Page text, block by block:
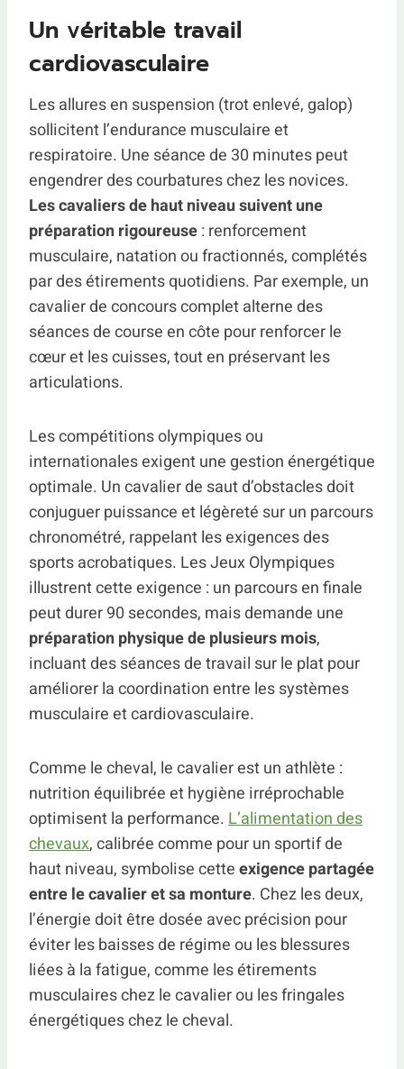
Un véritable travail
cardiovasculaire
Les allures en suspension (trot enlevé, galop)
sollicitent l’endurance musculaire et
respiratoire. Une séance de 30 minutes peut
engendrer des courbatures chez les novices.
Les cavaliers de haut niveau suivent une
préparation rigoureuse: renforcement
musculaire, natation ou fractionnés, complétés
par des étirements quotidiens. Par exemple, un
cavalier de concours complet alterne des
séances de course en côte pour renforcer le
cœur et les cuisses, tout en préservant les
articulations.
Les compétitions olympiques ou
internationales exigent une gestion énergétique
optimale. Un cavalier de saut d’obstacles doit
conjuguer puissance et légèreté sur un parcours
chronométré, rappelant les exigences des
sports acrobatiques. Les Jeux Olympiques
illustrent cette exigence : un parcours en finale
peut durer 90 secondes, mais demande une
préparation physique de plusieurs mois,
incluant des séances de travail sur le plat pour
améliorer la coordination entre les systèmes
musculaire et cardiovasculaire.
Comme le cheval, le cavalier est un athlète :
nutrition équilibrée et hygiène irréprochable
optimisent la performance.L’alimentation des
chevaux, calibrée comme pour un sportif de
haut niveau, symbolise cetteexigence partagée
entre le cavalier et sa monture. Chez les deux,
l’énergie doit être dosée avec précision pour
éviter les baisses de régime ou les blessures
liées à la fatigue, comme les étirements
musculaires chez le cavalier ou les fringales
énergétiques chez le cheval.